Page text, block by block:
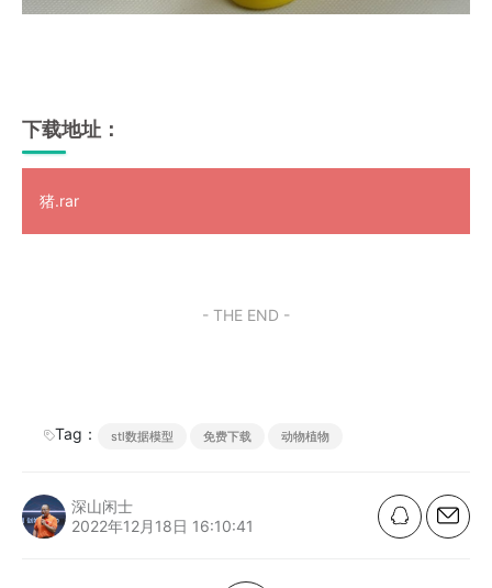
下载地址：
猪.rar
- THE END -
Tag： stl数据模型 免费下载 动物植物
深山闲士
2022年12月18日 16:10:41